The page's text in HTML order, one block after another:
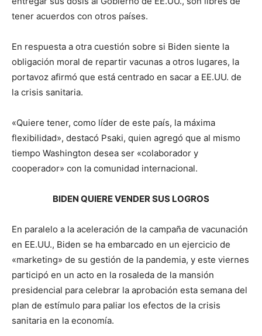
tener acuerdos con otros países.
En respuesta a otra cuestión sobre si Biden siente la
obligación moral de repartir vacunas a otros lugares, la
portavoz afirmó que está centrado en sacar a EE.UU. de
la crisis sanitaria.
«Quiere tener, como líder de este país, la máxima
flexibilidad», destacó Psaki, quien agregó que al mismo
tiempo Washington desea ser «colaborador y
cooperador» con la comunidad internacional.
BIDEN QUIERE VENDER SUS LOGROS
En paralelo a la aceleración de la campaña de vacunación
en EE.UU., Biden se ha embarcado en un ejercicio de
«marketing» de su gestión de la pandemia, y este viernes
participó en un acto en la rosaleda de la mansión
presidencial para celebrar la aprobación esta semana del
plan de estímulo para paliar los efectos de la crisis
sanitaria en la economía.